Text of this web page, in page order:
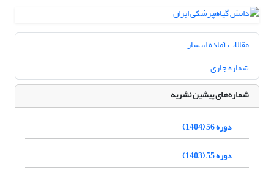
مقالات آماده انتشار
شماره جاری
شماره‌های پیشین نشریه
دوره 56 (1404)
دوره 55 (1403)